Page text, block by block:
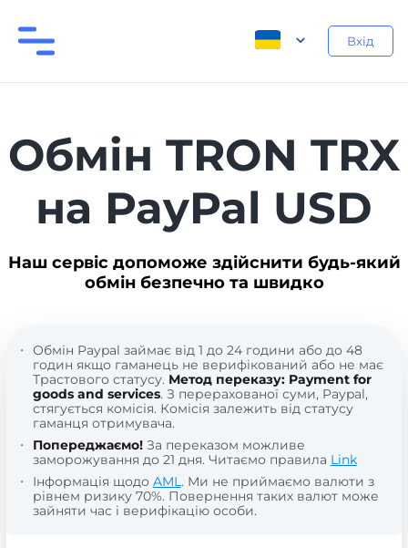
Вхід
Обмін TRON TRX
на PayPal USD
Наш сервіс допоможе здійснити будь-який
обмін безпечно та швидко
Обмін Paypal займає від 1 до 24 години або до 48
годин якщо гаманець не верифікований або не має
Трастового статусу. Метод переказу: Payment for
goods and services. З перерахованої суми, Paypal,
стягується комісія. Комісія залежить від статусу
гаманця отримувача.
Попереджаємо!За переказом можливе
заморожування до 21 дня. Читаємо правила Link
Інформація щодо AML. Ми не приймаємо валюти з
рівнем ризику 70%. Повернення таких валют може
зайняти час і верифікацію особи.